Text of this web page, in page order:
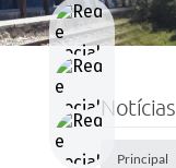
Notícias
Principal